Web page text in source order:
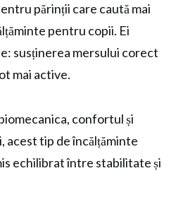
părinții care caută mai
pentru copii. Ei
susținerea mersului corect
mai active.
confortul și
acest tip de încălțăminte
echilibrat între stabilitate și